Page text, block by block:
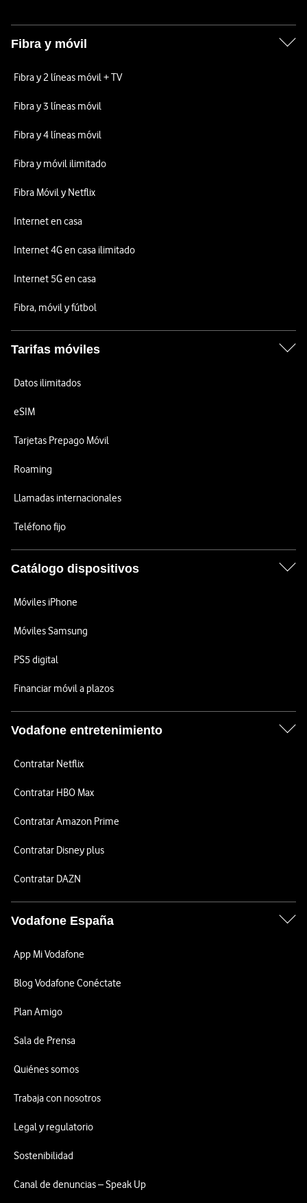
Fibra y móvil
Fibra y 2 líneas móvil + TV
Fibra y 3 líneas móvil
Fibra y 4 líneas móvil
Fibra y móvil ilimitado
Fibra Móvil y Netflix
Internet en casa
Internet 4G en casa ilimitado
Internet 5G en casa
Fibra, móvil y fútbol
Tarifas móviles
Datos ilimitados
eSIM
Tarjetas Prepago Móvil
Roaming
Llamadas internacionales
Teléfono fijo
Catálogo dispositivos
Móviles iPhone
Móviles Samsung
PS5 digital
Financiar móvil a plazos
Vodafone entretenimiento
Contratar Netflix
Contratar HBO Max
Contratar Amazon Prime
Contratar Disney plus
Contratar DAZN
Vodafone España
App Mi Vodafone
Blog Vodafone Conéctate
Plan Amigo
Sala de Prensa
Quiénes somos
Trabaja con nosotros
Legal y regulatorio
Sostenibilidad
Canal de denuncias – Speak Up